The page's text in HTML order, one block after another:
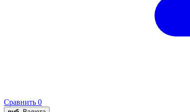
Сравнить 0